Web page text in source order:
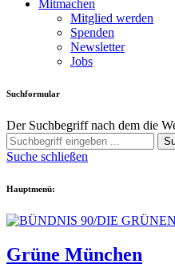
Mitmachen
Mitglied werden
Spenden
Newsletter
Jobs
Suchformular
Der Suchbegriff nach dem die
Suche schließen
Hauptmenü:
Grüne München